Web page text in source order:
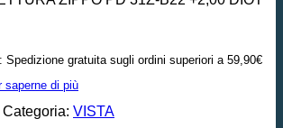
: Spedizione gratuita sugli ordini superiori a 59,90€
saperne di più
Categoria: VISTA